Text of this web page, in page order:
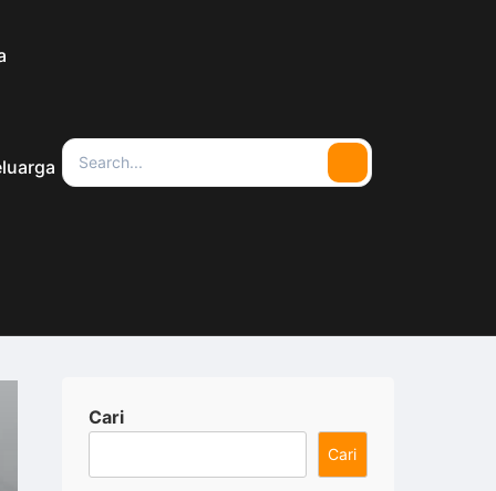
Search
for:
Cari
Cari